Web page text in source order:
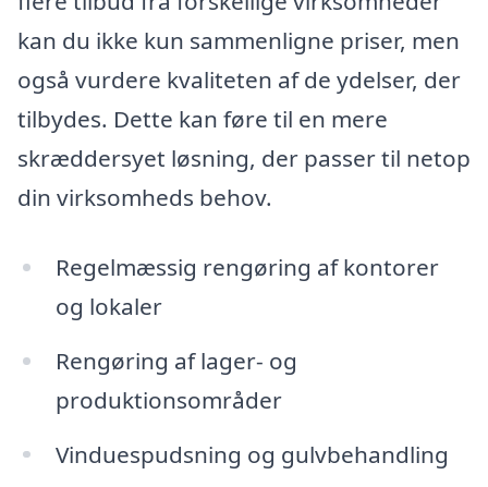
kan du ikke kun sammenligne priser, men
også vurdere kvaliteten af de ydelser, der
tilbydes. Dette kan føre til en mere
skræddersyet løsning, der passer til netop
din virksomheds behov.
Regelmæssig rengøring af kontorer
og lokaler
Rengøring af lager- og
produktionsområder
Vinduespudsning og gulvbehandling